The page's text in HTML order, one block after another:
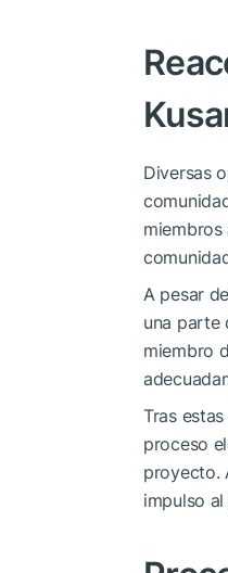
Diversas
A pesar
una parte
miembro
Tras
proceso
proyecto.
impulso